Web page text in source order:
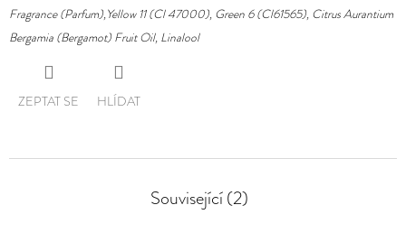
Fragrance (Parfum),Yellow 11 (Cl 47000), Green 6 (Cl61565), Citrus Aurantium
Bergamia (Bergamot) Fruit Oil, Linalool
ZEPTAT SE HLÍDAT
Související (2)